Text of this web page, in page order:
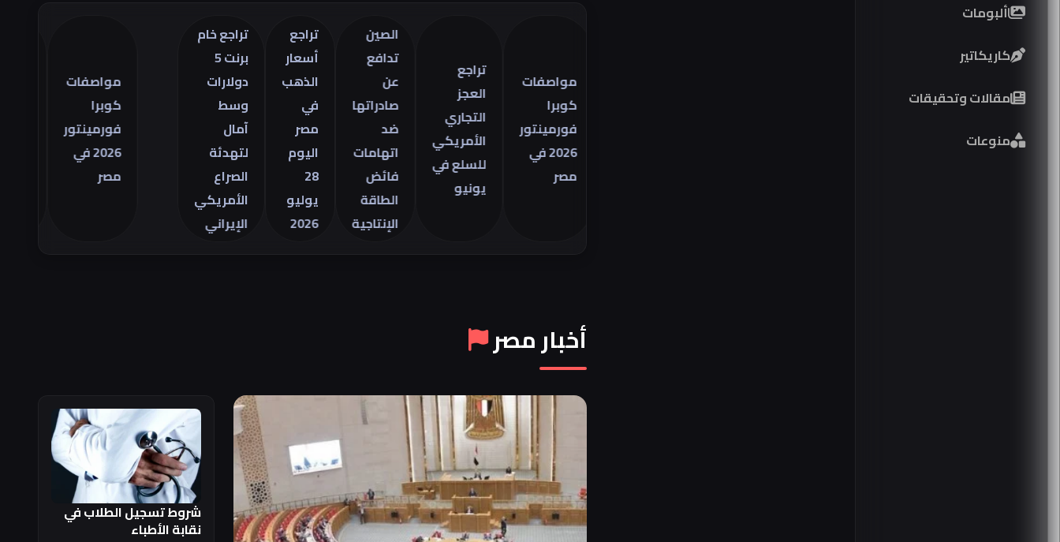
ألبومات
كاريكاتير
مقالات وتحقيقات
منوعات
مواصفات
فورمينتور
2026 في
التجاري
الأمريكي
للسلع في
صادراتها
اتهامات
فائض
الطاقة
الإنتاجية
الذهب
2026
تراجع خام
برنت 5
دولارات
لتهدئة
الصراع
الأمريكي
الإيراني
مواصفات
فورمينتور
2026 في
الأمريكي
أخبار مصر
شروط تسجيل الطلاب في
نقابة الأطباء